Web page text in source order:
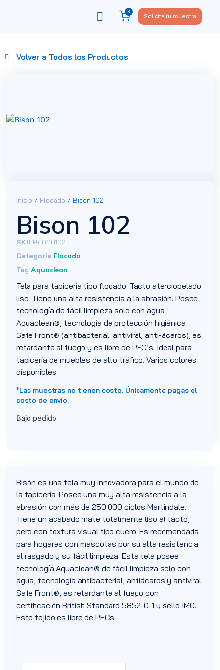
3
Solicita tu muestra
Volver a Todos los Productos
Inicio / Flocado / Bison 102
Bison 102
SKU Bi-000102
Categoría Flocado
Tag Aquaclean
Tela para tapicería tipo flocado. Tacto aterciopelado
liso. Tiene una alta resistencia a la abrasión. Posee
tecnología de fácil limpieza solo con agua
Aquaclean®, tecnología de protección higiénica
Safe Front® (antibacterial, antiviral, anti-ácaros), es
retardante al fuego y es libre de PFC’s. Ideal para
tapicería de muebles de alto tráfico. Varios colores
disponibles.
*Las muestras no tienen costo. Únicamente pagas el
costo de envío.
Bajo pedido
Bisón es una tela muy innovadora para el mundo de
la tapicería. Posee una muy alta resistencia a la
abrasión con más de 250.000 ciclos Martindale.
Tiene un acabado mate totalmente liso al tacto,
pero con textura visual tipo cuero. Es recomendada
para hogares con mascotas por su alta resistencia
al rasgado y su fácil limpieza. Esta tela posee
tecnología Aquaclean® de fácil limpieza solo con
agua, tecnología antibacterial, antiácaros y antiviral
Safe Front®, es retardante al fuego con
certificación British Standard 5852-0-1 y sello IMO.
Este tejido es libre de PFCs.